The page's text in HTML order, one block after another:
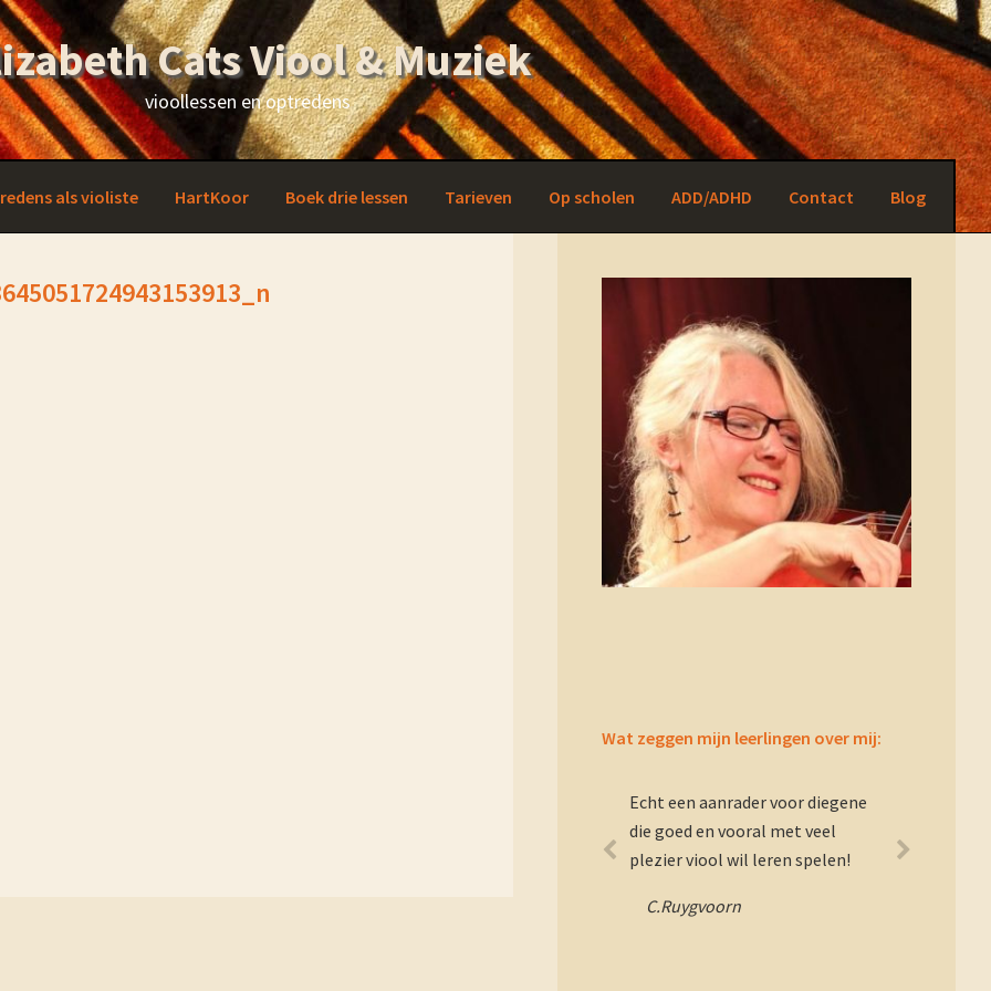
Cats Viool & Muziek
vioollessen en optredens
als violiste HartKoor Boek drie lessen Tarieven Op scholen ADD/ADHD Contact Blog
Sidebar
Wat zeggen mijn leerlingen over mij:
Echt een aanrader voor diegene
die goed en vooral met veel
plezier viool wil leren spelen!
C.Ruygvoorn